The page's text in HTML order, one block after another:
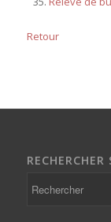
Retour
RECHERCHER